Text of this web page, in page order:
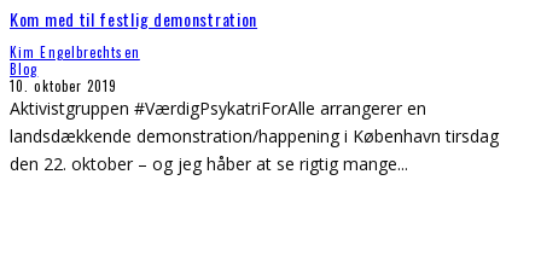
Kom med til festlig demonstration
Kim Engelbrechtsen
Blog
10. oktober 2019
Aktivistgruppen #VærdigPsykatriForAlle arrangerer en
landsdækkende demonstration/happening i København tirsdag
den 22. oktober – og jeg håber at se rigtig mange...